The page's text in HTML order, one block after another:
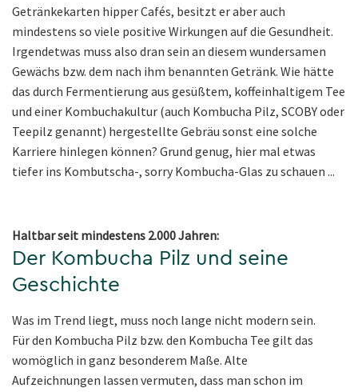
Getränkekarten hipper Cafés, besitzt er aber auch
mindestens so viele positive Wirkungen auf die Gesundheit.
Irgendetwas muss also dran sein an diesem wundersamen
Gewächs bzw. dem nach ihm benannten Getränk. Wie hätte
das durch Fermentierung aus gesüßtem, koffeinhaltigem Tee
und einer Kombuchakultur (auch Kombucha Pilz, SCOBY oder
Teepilz genannt) hergestellte Gebräu sonst eine solche
Karriere hinlegen können? Grund genug, hier mal etwas
tiefer ins Kombutscha-, sorry Kombucha-Glas zu schauen ...
Haltbar seit mindestens 2.000 Jahren:
Der Kombucha Pilz und seine
Geschichte
Was im Trend liegt, muss noch lange nicht modern sein.
Für den Kombucha Pilz bzw. den Kombucha Tee gilt das
womöglich in ganz besonderem Maße. Alte
Aufzeichnungen lassen vermuten, dass man schon im